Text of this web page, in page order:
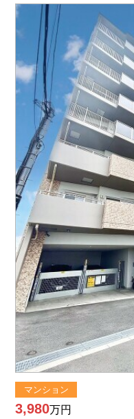
マンション
3,980万円